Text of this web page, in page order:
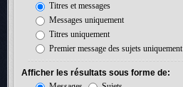
Titres et messages
Messages uniquement
Titres uniquement
Premier message des sujets uniquement
Afficher les résultats sous forme de: